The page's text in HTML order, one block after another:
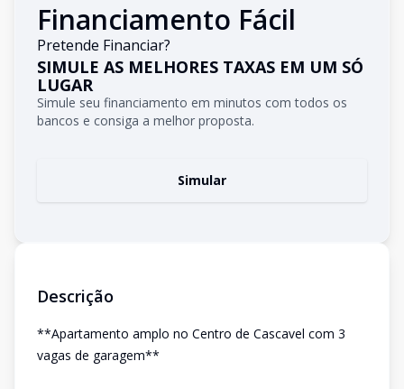
Financiamento Fácil
Pretende Financiar?
SIMULE AS MELHORES TAXAS EM UM SÓ
LUGAR
Simule seu financiamento em minutos com todos os
bancos e consiga a melhor proposta.
Simular
Descrição
**Apartamento amplo no Centro de Cascavel com 3
vagas de garagem**